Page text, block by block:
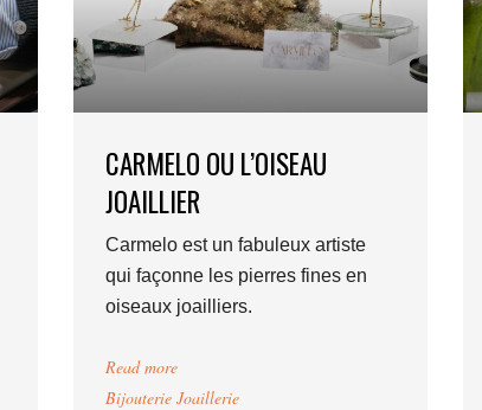
CARMELO OU L’OISEAU
JOAILLIER
Carmelo est un fabuleux artiste
qui façonne les pierres fines en
oiseaux joailliers.
Read more
Bijouterie Joaillerie